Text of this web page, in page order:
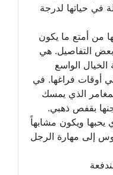
في حياتها لدرجة
من أمتع ما يكون
بعض التفاصيل. هي
الواسع
أوقات فراغها. في
الذي يمسك
بقفص ذهبي.
يحبها ويكون مشابهاً
إلى مهارة الرجل